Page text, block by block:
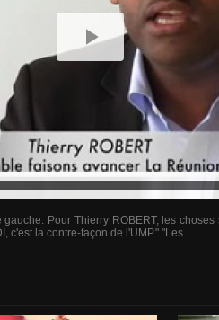
Pour Thierry ROBERT, les
c'est la contre-façon de l'UMP." "Les...